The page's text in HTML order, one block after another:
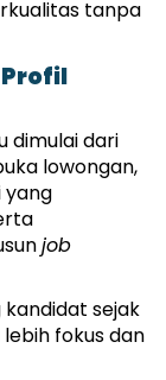
tanpa
dimulai dari
lowongan,
yang
job
kandidat sejak
fokus dan